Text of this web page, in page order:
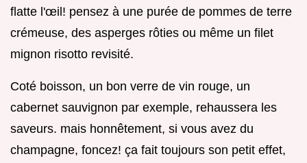
flatte l'œil! pensez à une purée de pommes de terre
crémeuse, des asperges rôties ou même un filet
mignon risotto revisité.
Coté boisson, un bon verre de vin rouge, un
cabernet sauvignon par exemple, rehaussera les
saveurs. mais honnêtement, si vous avez du
champagne, foncez! ça fait toujours son petit effet,